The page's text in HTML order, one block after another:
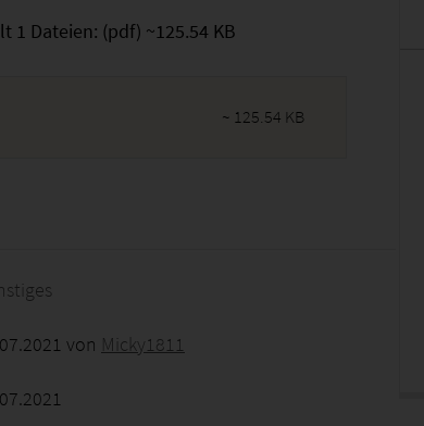
1 Dateien: (pdf) ~125.54 KB
~ 125.54 KB
von Micky1811